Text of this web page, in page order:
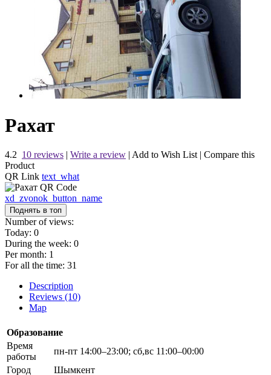
Рахат
4.2 10 reviews | Write a review | Add to Wish List | Compare this
Product
QR Link text_what
xd_zvonok_button_name
Поднять в топ
Number of views:
Today: 0
During the week: 0
Per month: 1
For all the time: 31
Description
Reviews (10)
Map
Образование
Время
работы
пн-пт 14:00–23:00; сб,вс 11:00–00:00
Город
Шымкент